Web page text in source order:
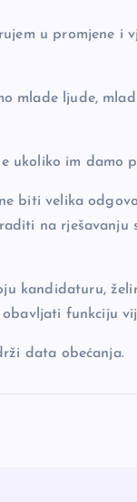
u promjene
mlade ljude,
ukoliko im damo
biti velika
na
kandidaturu,
funkciju
data obećanja.